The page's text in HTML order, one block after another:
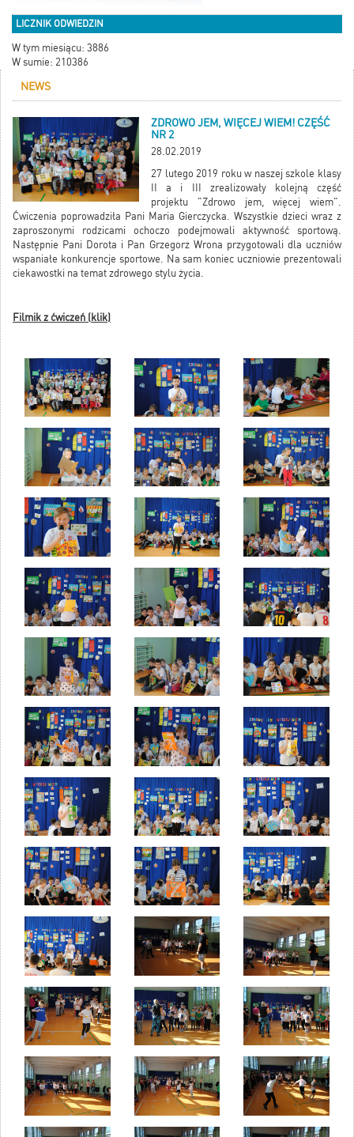
LICZNIK ODWIEDZIN
W tym miesiącu: 3886
W sumie: 210386
NEWS
ZDROWO JEM, WIĘCEJ WIEM! CZĘŚĆ
NR 2
28.02.2019
27 lutego 2019 roku w naszej szkole klasy
II a i III zrealizowały kolejną część
projektu "Zdrowo jem, więcej wiem".
Ćwiczenia poprowadziła Pani Maria Gierczycka. Wszystkie dzieci wraz z
zaproszonymi rodzicami ochoczo podejmowali aktywność sportową.
Następnie Pani Dorota i Pan Grzegorz Wrona przygotowali dla uczniów
wspaniałe konkurencje sportowe. Na sam koniec uczniowie prezentowali
ciekawostki na temat zdrowego stylu życia.
Filmik z ćwiczeń (klik)